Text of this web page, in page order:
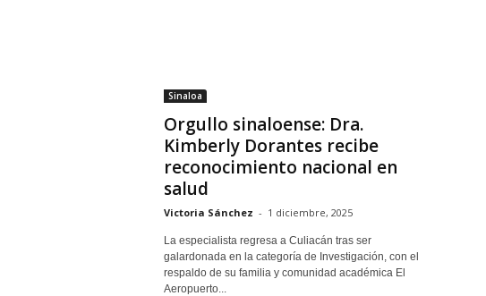
Sinaloa
Orgullo sinaloense: Dra.
Kimberly Dorantes recibe
reconocimiento nacional en
salud
Victoria Sánchez - 1 diciembre, 2025
La especialista regresa a Culiacán tras ser
galardonada en la categoría de Investigación, con el
respaldo de su familia y comunidad académica El
Aeropuerto...